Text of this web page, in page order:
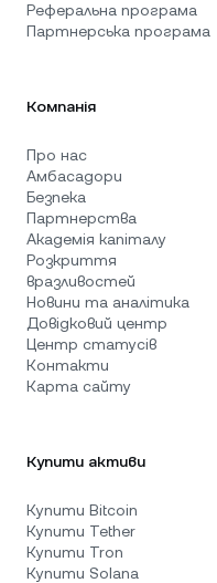
Реферальна програма
Партнерська програма
Компанія
Про нас
Амбасадори
Безпека
Партнерства
Академія капіталу
Розкриття
вразливостей
Новини та аналітика
Довідковий центр
Центр статусів
Контакти
Карта сайту
Купити активи
Купити Bitcoin
Купити Tether
Купити Tron
Купити Solana